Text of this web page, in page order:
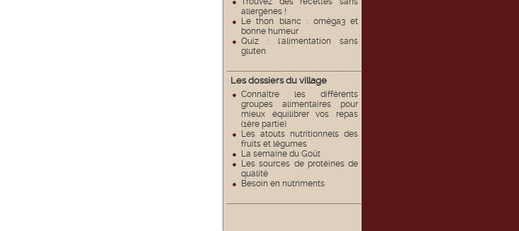
allergènes !
Le thon blanc : oméga3 et
bonne humeur
Quiz : l'alimentation sans
gluten
Les dossiers du village
Connaître les différents
groupes alimentaires pour
mieux équilibrer vos repas
(1ère partie)
Les atouts nutritionnels des
fruits et légumes
La semaine du Goût
Les sources de protéines de
qualité
Besoin en nutriments